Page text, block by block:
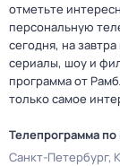
отметьте
персональную
сегодня, на
сериалы, шоу и
программа от
только самое
Телепрограмма по
Санкт-Петербург